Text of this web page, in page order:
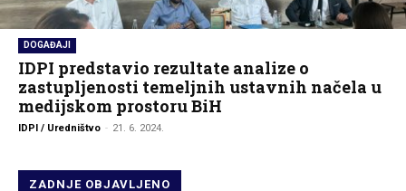
DOGAĐAJI
IDPI predstavio rezultate analize o
zastupljenosti temeljnih ustavnih načela u
medijskom prostoru BiH
IDPI / Uredništvo - 21. 6. 2024.
ZADNJE OBJAVLJENO